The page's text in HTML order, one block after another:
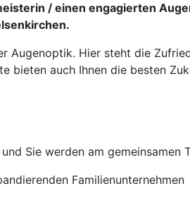
/ einen engagierten
Augenoptik. Hier steht die
bieten auch Ihnen die besten
Sie werden am gemeinsamen
Familienunternehmen